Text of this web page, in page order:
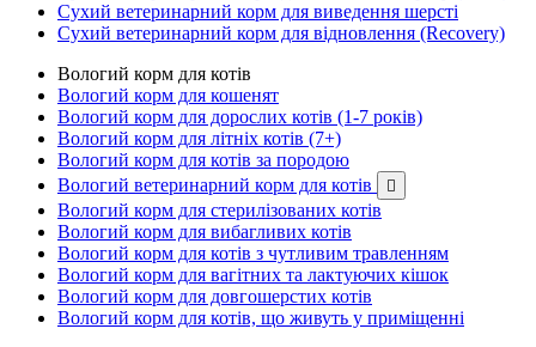
Сухий ветеринарний корм для виведення шерсті
Сухий ветеринарний корм для відновлення (Recovery)
Вологий корм для котів
Вологий корм для кошенят
Вологий корм для дорослих котів (1-7 років)
Вологий корм для літніх котів (7+)
Вологий корм для котів за породою
Вологий ветеринарний корм для котів

Вологий корм для стерилізованих котів
Вологий корм для вибагливих котів
Вологий корм для котів з чутливим травленням
Вологий корм для вагітних та лактуючих кішок
Вологий корм для довгошерстих котів
Вологий корм для котів, що живуть у приміщенні